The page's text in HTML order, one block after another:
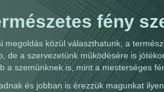
fény
közül választhatunk, a
de a szervezetünk működésére is
a szemünknek is, mint a mesterséges
és jobban is érezzük magunkat